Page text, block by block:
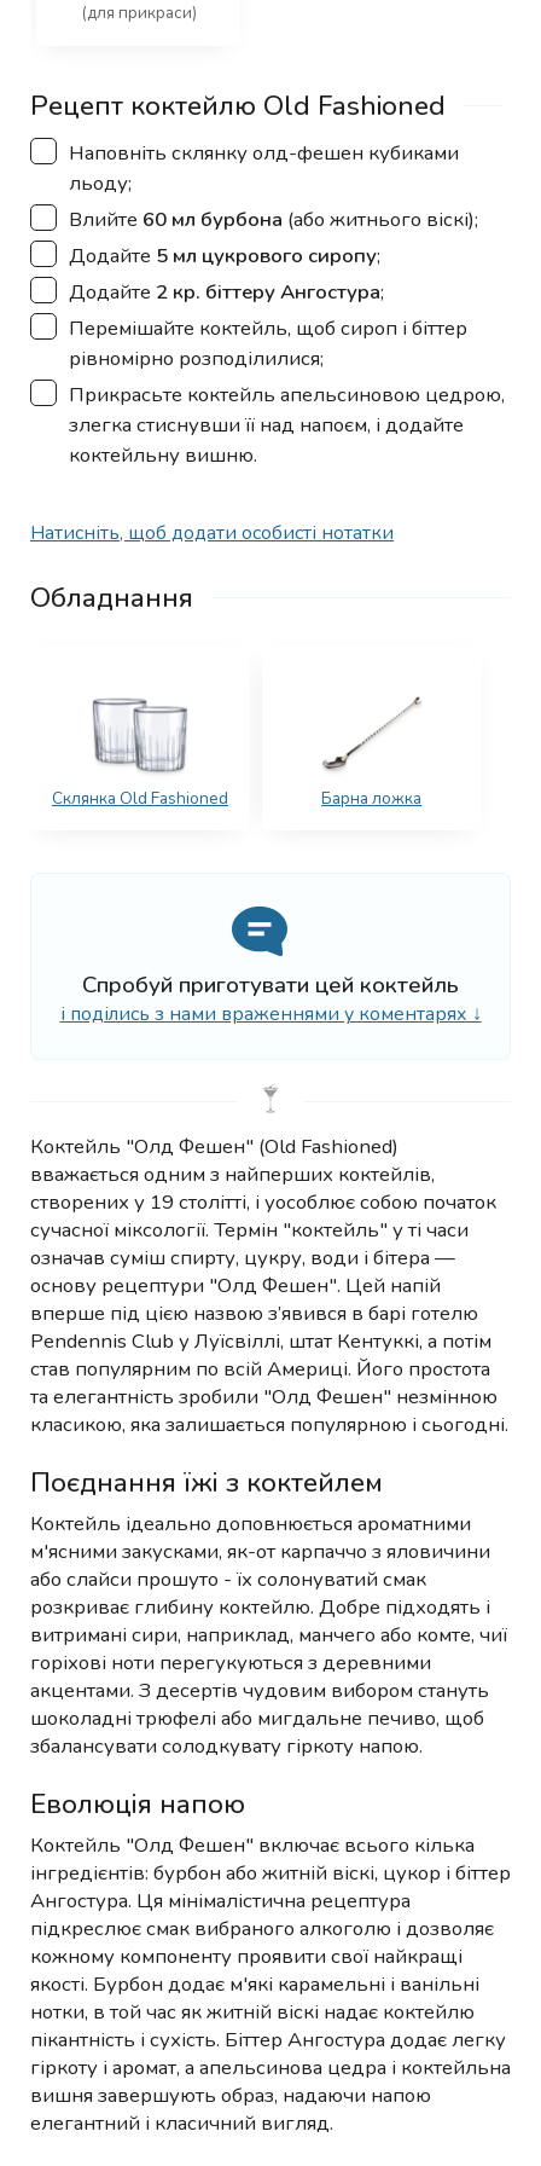
(для прикраси)
Рецепт коктейлю Old Fashioned
▢
Наповніть склянку олд-фешен кубиками
льоду;
▢
Влийте 60 мл бурбона (або житнього віскі);
▢
Додайте 5 мл цукрового сиропу;
▢
Додайте 2 кр. біттеру Ангостура;
▢
Перемішайте коктейль, щоб сироп і біттер
рівномірно розподілилися;
▢
Прикрасьте коктейль апельсиновою цедрою,
злегка стиснувши її над напоєм, і додайте
коктейльну вишню.
Натисніть, щоб додати особисті нотатки
Обладнання
Склянка Old Fashioned Барна ложка
Спробуй приготувати цей коктейль
і поділись з нами враженнями у коментарях ↓
Коктейль "Олд Фешен" (Old Fashioned)
вважається одним з найперших коктейлів,
створених у 19 столітті, і уособлює собою початок
сучасної міксології. Термін "коктейль" у ті часи
означав суміш спирту, цукру, води і бітера —
основу рецептури "Олд Фешен". Цей напій
вперше під цією назвою з’явився в барі готелю
Pendennis Club у Луїсвіллі, штат Кентуккі, а потім
став популярним по всій Америці. Його простота
та елегантність зробили "Олд Фешен" незмінною
класикою, яка залишається популярною і сьогодні.
Поєднання їжі з коктейлем
Коктейль ідеально доповнюється ароматними
м'ясними закусками, як-от карпаччо з яловичини
або слайси прошуто - їх солонуватий смак
розкриває глибину коктейлю. Добре підходять і
витримані сири, наприклад, манчего або комте, чиї
горіхові ноти перегукуються з деревними
акцентами. З десертів чудовим вибором стануть
шоколадні трюфелі або мигдальне печиво, щоб
збалансувати солодкувату гіркоту напою.
Еволюція напою
Коктейль "Олд Фешен" включає всього кілька
інгредієнтів: бурбон або житній віскі, цукор і біттер
Ангостура. Ця мінімалістична рецептура
підкреслює смак вибраного алкоголю і дозволяє
кожному компоненту проявити свої найкращі
якості. Бурбон додає м'які карамельні і ванільні
нотки, в той час як житній віскі надає коктейлю
пікантність і сухість. Біттер Ангостура додає легку
гіркоту і аромат, а апельсинова цедра і коктейльна
вишня завершують образ, надаючи напою
елегантний і класичний вигляд.